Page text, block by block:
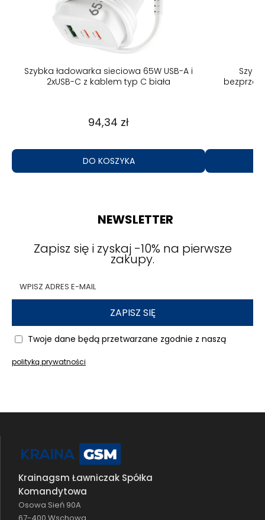
USB-A i
Szybka ładowarka indukcyjna
bezprzewodowa do Magsafe Iphone
DO KOSZYKA
NEWSLETTER
Zapisz się i zyskaj -10% na pierwsze
zakupy.
ZAPISZ SIĘ
Twoje dane będą przetwarzane zgodnie z naszą
polityką prywatności
Krainagsm Ławniczak Spółka
Komandytowa
Osowa Sień 90A